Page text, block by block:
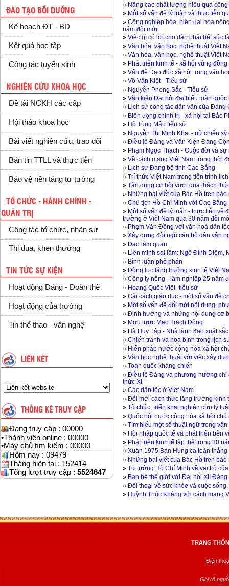
ĐÀO TẠO BỒI DƯỠNG
Kế hoạch ĐT - BD
Kết quả học tập
Công tác tuyển sinh
NGHIÊN CỨU KHOA HỌC
Đề tài NCKH các cấp
Hội thảo khoa học
Bài viết nghiên cứu, trao đổi
Bản tin TTLL và thực tiễn
Bảo vệ nền tảng tư tưởng
TỔ CHỨC - HÀNH CHÍNH -
QUẢN TRỊ
Công tác tổ chức, nhân sự
Thi đua, khen thưởng
TIN TỨC SỰ KIỆN
Hoạt động Đảng - Đoàn thể
Hoạt động của trường
Tin thể thao - văn nghệ
LIÊN KẾT
THỐNG KÊ TRUY CẬP
Đang truy cập : 00000
•Thành viên online : 00000
•Máy chủ tìm kiếm : 00000
Hôm nay : 09479
Tháng hiện tại : 152414
Tổng lượt truy cập : 5524647
» Nâng cao chất lượng hiệu quả
» Một số vấn đề lý luận và thực tiễn
» Công nghiệp hóa, hiện đại hóa
năm đổi mới
» Việc gì có lợi cho dân phải hết sức
» Văn hóa, văn học, nghệ thuật Việt
» Văn hóa, văn học, nghệ thuật Việt
» Phát triển kinh tế - xã hội vùng
» Vấn đề Đạo đức xã hội trong văn
» Võ Văn Kiệt - Tiểu sử
» Nguyễn Phong Sắc - Tiểu sử
» Văn kiện Đại hội đại biểu toàn quốc
» Lịch sử công tác dân vận của Đảng
» Biến động chính trị - xã hội tại Bắc
» Hồ Tùng Mậu tiểu sử
» Nguyễn Thị Minh Khai - nữ chiến
» Điều lệ Đảng và Văn Kiện Đảng
» Phạm Ngọc Thạch - Cuộc đời và sự
» Về cách mạng Việt Nam trong thời
» Lịch sử Đảng bộ tỉnh Cao Bằng
» Trí thức Việt Nam trong tiến trình
» Tận dụng cơ hội vượt qua thách
» Những bài viết của Bác Hồ trên báo
» Chủ tịch Hồ Chí Minh với Cao Bằng
» Một số vấn đề lý luận - thực tiễn về
trường ở Việt Nam qua 30 năm đổi
» Phạm Văn Đồng với văn hoá dân
» Xây dựng đội ngũ cán bộ dân vận
» Đạo làm quan
» Liên minh sai lầm: Ngô Đình Diệm,
» Bình luận phê phán
» Động lực tăng trưởng kinh tế Việt
» Công ty nông - lâm nghiệp 25 năm
» Hoàng Quốc Việt -tiểu sử
» Cải cách giáo dục - một số vấn đề
» Một số vấn đề đổi mới nội dung,
» Định hướng và những nội dung cơ
» Mưu lược Mao Trạch Đông
» Hà Huy Tập - Nhà lãnh đạo xuất
» Chiến tranh và hoà bình trong lịch
» Hiến pháp nước cộng hòa xã hội
» Văn học nghệ thuật với việc xây
» Toàn quốc kháng chiến
» Điều lệ Đảng và phương hướng chỉ
thức XI
» Các dân tộc ở Việt Nam
» Đổi mới cách thức tăng trưởng kinh
» Tổ chức, triển khai nghiên cứu lý
» Quốc hội nước cộng hòa xã hội
» Tìm hiểu một số thuật ngữ trong
» Hội nhập quốc tế và phát triển bền
» Phát triển kinh tế tập thể trong 30
» Xuân 1975 Bản Hùng ca toàn thắng
» Những bài viết của Bác Hồ trên
» Tư tưởng Hồ Chí Minh về vai trò
» Bạn bè thế giới với Đại hội XII Đảng
» Đối thoại về sức khỏe và cuộc
» Huỳnh Thúc Kháng với cách mạng
TRANG
Điện
Ghi rõ